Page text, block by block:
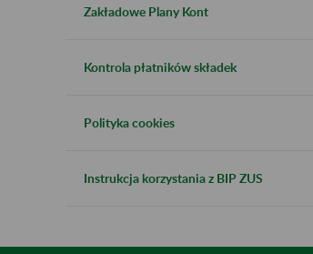
Zakładowe Plany Kont
Kontrola płatników składek
Polityka cookies
Instrukcja korzystania z BIP ZUS